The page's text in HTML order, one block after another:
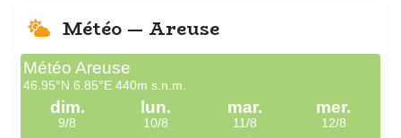
Météo — Areuse